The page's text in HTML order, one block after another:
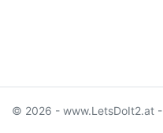
© 2026 - www.LetsDoIt2.at -